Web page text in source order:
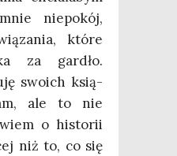
nie­po­kój,
któ­re
za gar­dło.
swo­ich ksią­
ale to nie
o histo­rii
niż to, co się